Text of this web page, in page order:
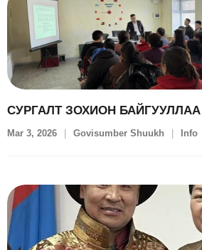
СУРГАЛТ ЗОХИОН БАЙГУУЛЛАА
Mar 3, 2026 Govisumber Shuukh Info